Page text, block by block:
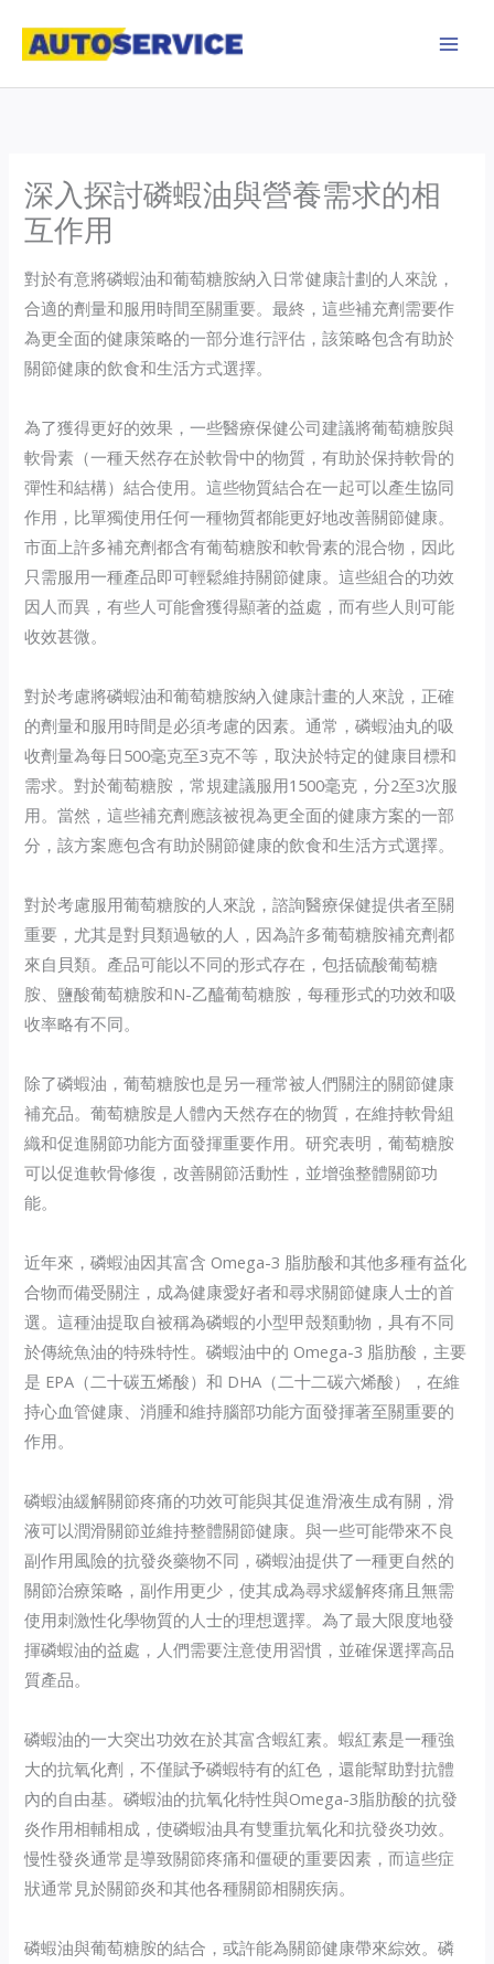
深入探討磷蝦油與營養需求的相
互作用
對於有意將磷蝦油和葡萄糖胺納入日常健康計劃的人來說，
合適的劑量和服用時間至關重要。最終，這些補充劑需要作
為更全面的健康策略的一部分進行評估，該策略包含有助於
關節健康的飲食和生活方式選擇。
為了獲得更好的效果，一些醫療保健公司建議將葡萄糖胺與
軟骨素（一種天然存在於軟骨中的物質，有助於保持軟骨的
彈性和結構）結合使用。這些物質結合在一起可以產生協同
作用，比單獨使用任何一種物質都能更好地改善關節健康。
市面上許多補充劑都含有葡萄糖胺和軟骨素的混合物，因此
只需服用一種產品即可輕鬆維持關節健康。這些組合的功效
因人而異，有些人可能會獲得顯著的益處，而有些人則可能
收效甚微。
對於考慮將磷蝦油和葡萄糖胺納入健康計畫的人來說，正確
的劑量和服用時間是必須考慮的因素。通常，磷蝦油丸的吸
收劑量為每日500毫克至3克不等，取決於特定的健康目標和
需求。對於葡萄糖胺，常規建議服用1500毫克，分2至3次服
用。當然，這些補充劑應該被視為更全面的健康方案的一部
分，該方案應包含有助於關節健康的飲食和生活方式選擇。
對於考慮服用葡萄糖胺的人來說，諮詢醫療保健提供者至關
重要，尤其是對貝類過敏的人，因為許多葡萄糖胺補充劑都
來自貝類。產品可能以不同的形式存在，包括硫酸葡萄糖
胺、鹽酸葡萄糖胺和N-乙醯葡萄糖胺，每種形式的功效和吸
收率略有不同。
除了磷蝦油，葡萄糖胺也是另一種常被人們關注的關節健康
補充品。葡萄糖胺是人體內天然存在的物質，在維持軟骨組
織和促進關節功能方面發揮重要作用。研究表明，葡萄糖胺
可以促進軟骨修復，改善關節活動性，並增強整體關節功
能。
近年來，磷蝦油因其富含 Omega-3 脂肪酸和其他多種有益化
合物而備受關注，成為健康愛好者和尋求關節健康人士的首
選。這種油提取自被稱為磷蝦的小型甲殼類動物，具有不同
於傳統魚油的特殊特性。磷蝦油中的 Omega-3 脂肪酸，主要
是 EPA（二十碳五烯酸）和 DHA（二十二碳六烯酸），在維
持心血管健康、消腫和維持腦部功能方面發揮著至關重要的
作用。
磷蝦油緩解關節疼痛的功效可能與其促進滑液生成有關，滑
液可以潤滑關節並維持整體關節健康。與一些可能帶來不良
副作用風險的抗發炎藥物不同，磷蝦油提供了一種更自然的
關節治療策略，副作用更少，使其成為尋求緩解疼痛且無需
使用刺激性化學物質的人士的理想選擇。為了最大限度地發
揮磷蝦油的益處，人們需要注意使用習慣，並確保選擇高品
質產品。
磷蝦油的一大突出功效在於其富含蝦紅素。蝦紅素是一種強
大的抗氧化劑，不僅賦予磷蝦特有的紅色，還能幫助對抗體
內的自由基。磷蝦油的抗氧化特性與Omega-3脂肪酸的抗發
炎作用相輔相成，使磷蝦油具有雙重抗氧化和抗發炎功效。
慢性發炎通常是導致關節疼痛和僵硬的重要因素，而這些症
狀通常見於關節炎和其他各種關節相關疾病。
磷蝦油與葡萄糖胺的結合，或許能為關節健康帶來綜效。磷